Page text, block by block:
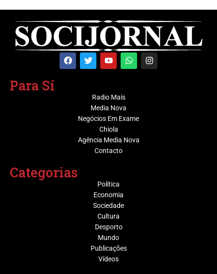
Para Sí
Radio Maís
Media Nova
Negócios Em Exame
Chiola
Agência Media Nova
Contacto
Categorias
Política
Economia
Sociedade
Cultura
Desporto
Mundo
Publicações
Vídeos